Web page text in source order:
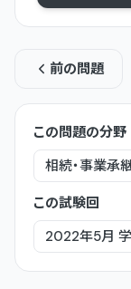
前の問題
この問題の分野
相続・事業承
この試験回
2022年5月